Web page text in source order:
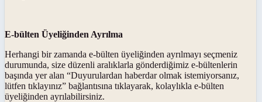
E-bülten Üyeliğinden Ayrılma
Herhangi bir zamanda e-bülten üyeliğinden ayrılmayı seçmeniz
durumunda, size düzenli aralıklarla gönderdiğimiz e-bültenlerin
başında yer alan “Duyurulardan haberdar olmak istemiyorsanız,
lütfen tıklayınız” bağlantısına tıklayarak, kolaylıkla e-bülten
üyeliğinden ayrılabilirsiniz.